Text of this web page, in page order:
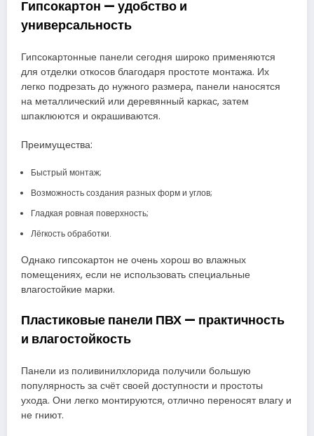
Гипсокартон — удобство и
универсальность
Гипсокартонные панели сегодня широко применяются
для отделки откосов благодаря простоте монтажа. Их
легко подрезать до нужного размера, панели наносятся
на металлический или деревянный каркас, затем
шпаклюются и окрашиваются.
Преимущества:
Быстрый монтаж;
Возможность создания разных форм и углов;
Гладкая ровная поверхность;
Лёгкость обработки.
Однако гипсокартон не очень хорош во влажных
помещениях, если не использовать специальные
влагостойкие марки.
Пластиковые панели ПВХ — практичность
и влагостойкость
Панели из поливинилхлорида получили большую
популярность за счёт своей доступности и простоты
ухода. Они легко монтируются, отлично переносят влагу и
не гниют.